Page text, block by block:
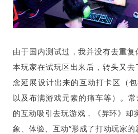
由于国内测试过，我并没有去重
本玩家在试玩区出来后，转头又
念延展设计出来的互动打卡区（包
以及布满游戏元素的痛车等）。
的互动吸引去玩游戏，《异环》却
象、体验、互动”形成了打动玩家的